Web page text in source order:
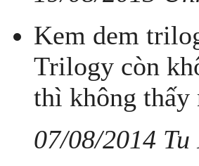
Kem dem
Trilogy còn
thì không thấy
07/08/2014